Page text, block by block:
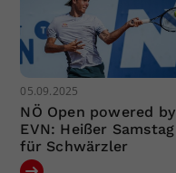
05.09.2025
NÖ Open powered by
EVN: Heißer Samstag
für Schwärzler